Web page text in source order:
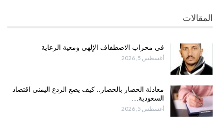
المقالات
في محراب الاصطفاف الإلهي ومعية الرعاية
أغسطس 5, 2026
معادلة الحصار بالحصار.. كيف يضع الردع اليمني اقتصاد
السعودية…
أغسطس 5, 2026